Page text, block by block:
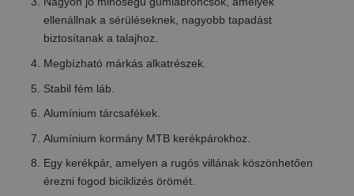
ellenállnak a sérüléseknek, nagyobb tapadást
biztosítanak a talajhoz.
Megbízható márkás alkatrészek.
Stabil fém láb.
Alumínium tárcsafékek.
Alumínium kormány MTB kerékpárokhoz.
Egy kerékpár, amelyen a rugós villának köszönhetően
érezni fogod biciklizés örömét.